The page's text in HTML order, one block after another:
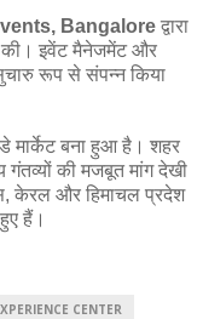
Bangalore द्वारा
इवेंट मैनेजमेंट और
रूप से संपन्न किया
मार्केट बना हुआ है। शहर
की मजबूत मांग देखी
केरल और हिमाचल प्रदेश
हैं।
CENTER